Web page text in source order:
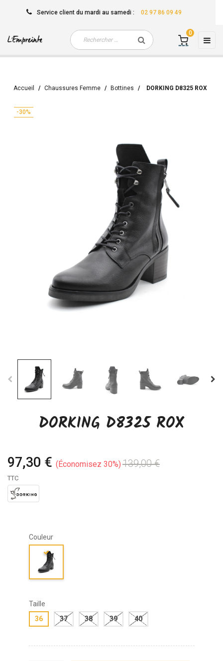
Service client du mardi au samedi : 02 97 86 09 49
☰
0
Accueil Chaussures Femme Bottines DORKING D8325 ROX
-30%
DORKING D8325 ROX
97,30 € Économisez 30% 139,00 €
TTC
Couleur
Taille
36
37 38 39 40